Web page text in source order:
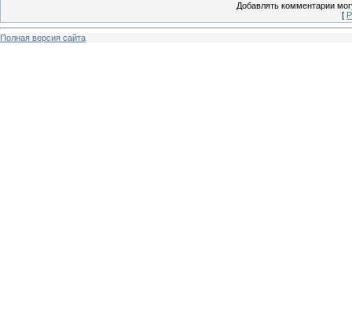
Добавлять комментарии
[
Полная версия сайта